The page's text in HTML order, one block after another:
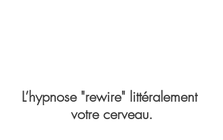
L’hypnose "rewire" littéralement
votre cerveau.